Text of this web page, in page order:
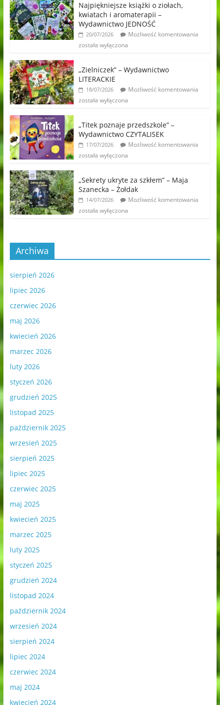
Najpiękniejsze książki o ziołach,
kwiatach i aromaterapii –
Wydawnictwo JEDNOŚĆ
20/07/2026
Możliwość komentowania
została wyłączona
„Zielniczek” – Wydawnictwo
LITERACKIE
18/07/2026
Możliwość komentowania
została wyłączona
„Titek poznaje przedszkole” –
Wydawnictwo CZYTALISEK
17/07/2026
Możliwość komentowania
została wyłączona
„Sekrety ukryte za szkłem” – Maja
Szanecka – Żołdak
14/07/2026
Możliwość komentowania
została wyłączona
Archiwa
sierpień 2026
lipiec 2026
czerwiec 2026
maj 2026
kwiecień 2026
marzec 2026
luty 2026
styczeń 2026
grudzień 2025
listopad 2025
październik 2025
wrzesień 2025
sierpień 2025
lipiec 2025
czerwiec 2025
maj 2025
kwiecień 2025
marzec 2025
luty 2025
styczeń 2025
grudzień 2024
listopad 2024
październik 2024
wrzesień 2024
sierpień 2024
lipiec 2024
czerwiec 2024
maj 2024
kwiecień 2024